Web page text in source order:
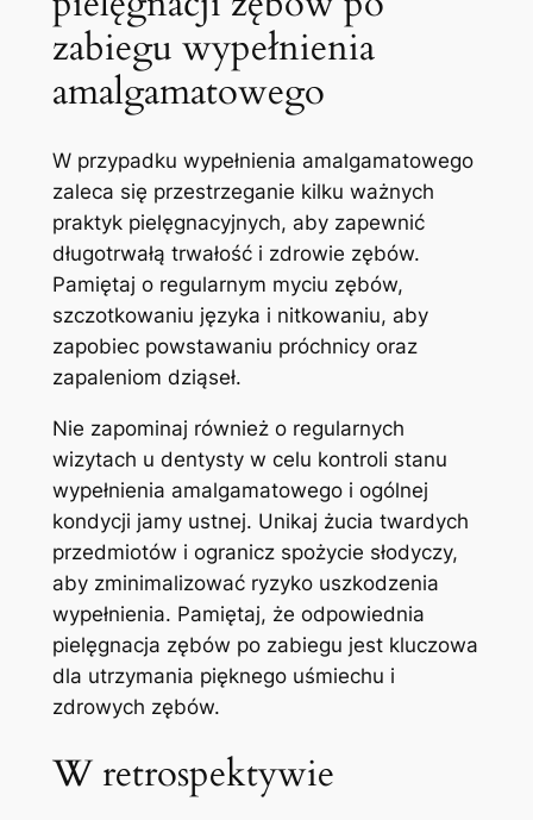
zabiegu wypełnienia
amalgamatowego
W przypadku wypełnienia⁢ amalgamatowego
zaleca się przestrzeganie kilku ‍ważnych
praktyk pielęgnacyjnych, aby zapewnić
długotrwałą trwałość i zdrowie zębów.
Pamiętaj ⁤o regularnym myciu ⁣zębów,
szczotkowaniu języka‍ i ​nitkowaniu, aby
zapobiec powstawaniu próchnicy oraz
zapaleniom dziąseł.
Nie zapominaj również o regularnych
wizytach u dentysty⁤ w ‍celu kontroli stanu
wypełnienia‍ amalgamatowego i ogólnej
⁤kondycji jamy ustnej. ‍Unikaj żucia twardych
przedmiotów ⁤i ogranicz spożycie słodyczy,
aby⁣ zminimalizować‍ ryzyko uszkodzenia
wypełnienia. ​Pamiętaj, że‍ odpowiednia⁣
pielęgnacja zębów po zabiegu jest kluczowa
dla utrzymania pięknego uśmiechu i
zdrowych zębów.
W retrospektywie